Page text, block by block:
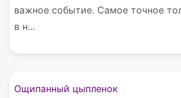
важное событие. Самое точное
в н...
Ощипанный цыпленок